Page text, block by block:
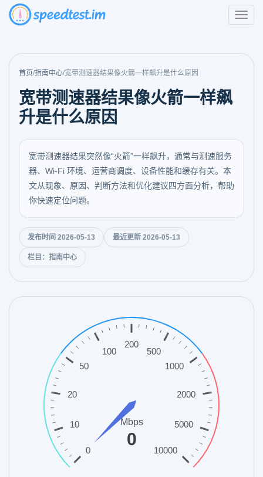
首页/指南中心/宽带测速器结果像火箭一样飙升是什么原因
宽带测速器结果像火箭一样飙
升是什么原因
宽带测速器结果突然像“火箭”一样飙升，通常与测速服务
器、Wi‑Fi 环境、运营商调度、设备性能和缓存有关。本
文从现象、原因、判断方法和优化建议四方面分析，帮助
你快速定位问题。
发布时间 2026-05-13 最近更新 2026-05-13
栏目：指南中心